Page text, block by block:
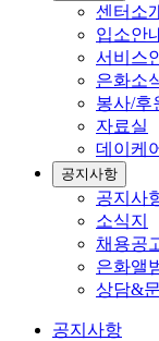
센터소
입소안
서비스
은화소
봉사/후
자료실
데이케
공지사항
공지사
소식지
채용공
은화앨
상담&
공지사항